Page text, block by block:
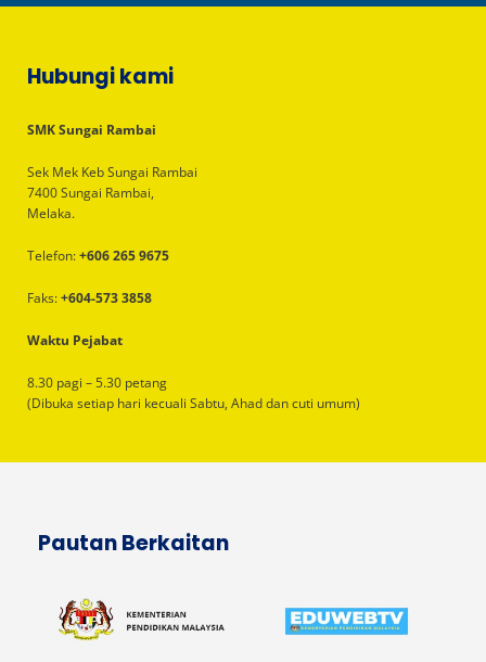
Hubungi kami
SMK Sungai Rambai
Sek Mek Keb Sungai Rambai
7400 Sungai Rambai,
Melaka.
Telefon:+606 265 9675
Faks:+604-573 3858
Waktu Pejabat
8.30 pagi – 5.30 petang
(Dibuka setiap hari kecuali Sabtu, Ahad dan cuti umum)
Pautan Berkaitan